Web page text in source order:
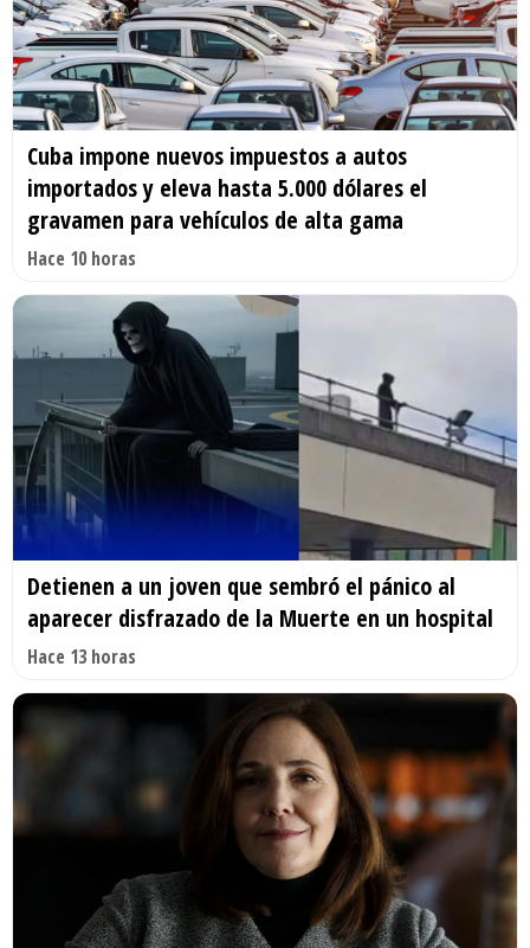
Cuba impone nuevos impuestos a autos
importados y eleva hasta 5.000 dólares el
gravamen para vehículos de alta gama
Hace 10 horas
Detienen a un joven que sembró el pánico al
aparecer disfrazado de la Muerte en un hospital
Hace 13 horas